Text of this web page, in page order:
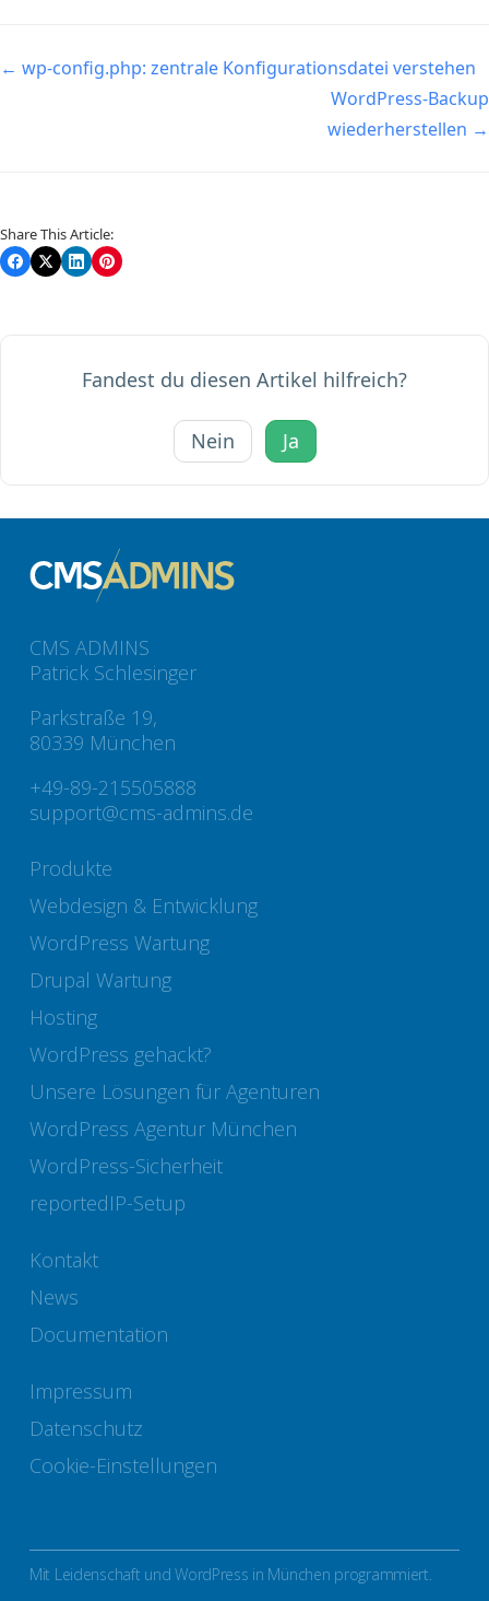
Navigation
← wp-config.php: zentrale Konfigurationsdatei verstehen
WordPress-Backup
wiederherstellen →
Share This Article:
Fandest du diesen Artikel hilfreich?
Nein Ja
CMS ADMINS
Patrick Schlesinger
Parkstraße 19,
80339 München
+49-89-215505888
support@cms-admins.de
Produkte
Webdesign & Entwicklung
WordPress Wartung
Drupal Wartung
Hosting
WordPress gehackt?
Unsere Lösungen für Agenturen
WordPress Agentur München
WordPress-Sicherheit
reportedIP-Setup
Kontakt
News
Documentation
Impressum
Datenschutz
Cookie-Einstellungen
Mit Leidenschaft und WordPress in München programmiert.